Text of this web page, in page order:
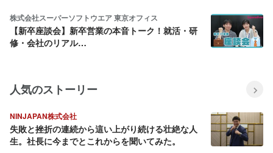
株式会社スーパーソフトウエア 東京オフィス
【新卒座談会】新卒営業の本音トーク！就活・研
修・会社のリアル…
人気のストーリー
NINJAPAN株式会社
失敗と挫折の連続から這い上がり続ける壮絶な人
生。社長に今までとこれからを聞いてみた。